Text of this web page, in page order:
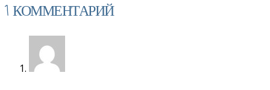
1 КОММЕНТАРИЙ